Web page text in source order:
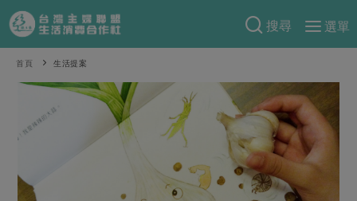
搜尋
選單
產品分類
當季蔬果
一籃菜 當令水果
蕈菇類
辛香料類
食譜料理
食材
麵食
特別企畫
預購活動
首頁 生活提案